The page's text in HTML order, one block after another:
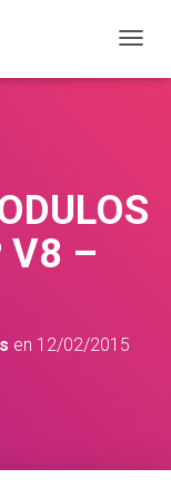
A
M
O
V8 –
en 12/02/2015